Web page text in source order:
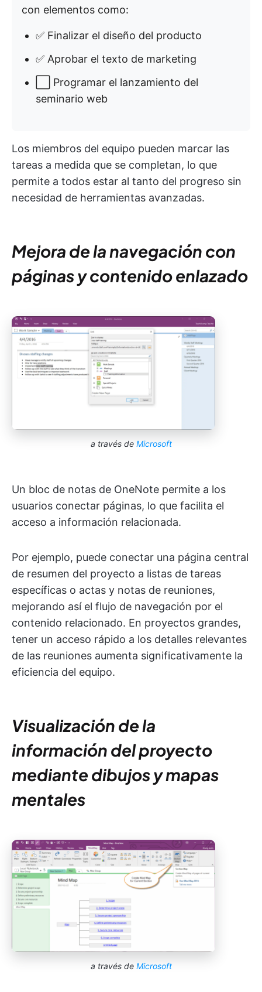
con elementos como:
✅ Finalizar el diseño del producto
✅ Aprobar el texto de marketing
⬜ Programar el lanzamiento del
seminario web
Los miembros del equipo pueden marcar las
tareas a medida que se completan, lo que
permite a todos estar al tanto del progreso sin
necesidad de herramientas avanzadas.
Mejora de la navegación con
páginas y contenido enlazado
a través de Microsoft
Un bloc de notas de OneNote permite a los
usuarios conectar páginas, lo que facilita el
acceso a información relacionada.
Por ejemplo, puede conectar una página central
de resumen del proyecto a listas de tareas
específicas o actas y notas de reuniones,
mejorando así el flujo de navegación por el
contenido relacionado. En proyectos grandes,
tener un acceso rápido a los detalles relevantes
de las reuniones aumenta significativamente la
eficiencia del equipo.
Visualización de la
información del proyecto
mediante dibujos y mapas
mentales
a través de Microsoft